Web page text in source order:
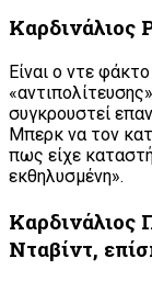
Είναι ο ντε
συγκρουστεί
Μπερκ να τον
πως είχε
εκθηλυσμένη».
Καρδινάλιος
Νταβίντ,